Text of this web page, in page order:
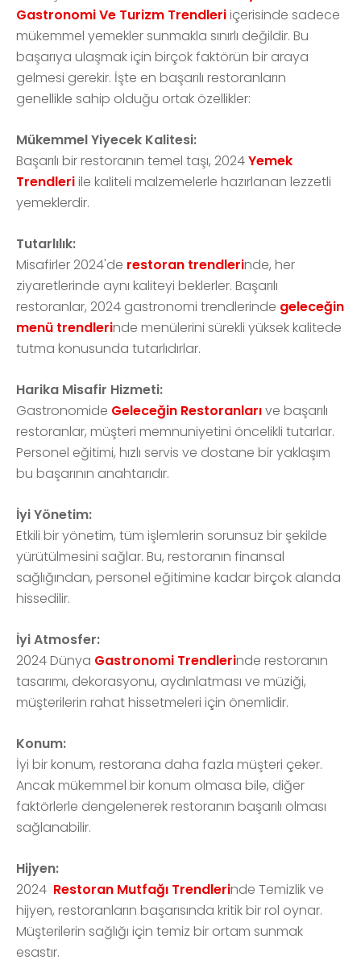
Gastronomi Ve Turizm Trendleriiçerisinde sadece
mükemmel yemekler sunmakla sınırlı değildir. Bu
başarıya ulaşmak için birçok faktörün bir araya
gelmesi gerekir. İşte en başarılı restoranların
genellikle sahip olduğu ortak özellikler:
Mükemmel Yiyecek Kalitesi:
Başarılı bir restoranın temel taşı, 2024Yemek
Trendleriile kaliteli malzemelerle hazırlanan lezzetli
yemeklerdir.
Tutarlılık:
Misafirler 2024'de restoran trendlerinde, her
ziyaretlerinde aynı kaliteyi beklerler. Başarılı
restoranlar, 2024 gastronomi trendlerinde geleceğin
menü trendlerinde menülerini sürekli yüksek kalitede
tutma konusunda tutarlıdırlar.
Harika Misafir Hizmeti:
Gastronomide Geleceğin Restoranlarıve başarılı
restoranlar, müşteri memnuniyetini öncelikli tutarlar.
Personel eğitimi, hızlı servis ve dostane bir yaklaşım
bu başarının anahtarıdır.
İyi Yönetim:
Etkili bir yönetim, tüm işlemlerin sorunsuz bir şekilde
yürütülmesini sağlar. Bu, restoranın finansal
sağlığından, personel eğitimine kadar birçok alanda
hissedilir.
İyi Atmosfer:
2024 Dünya Gastronomi Trendlerinde restoranın
tasarımı, dekorasyonu, aydınlatması ve müziği,
müşterilerin rahat hissetmeleri için önemlidir.
Konum:
İyi bir konum, restorana daha fazla müşteri çeker.
Ancak mükemmel bir konum olmasa bile, diğer
faktörlerle dengelenerek restoranın başarılı olması
sağlanabilir.
Hijyen:
2024 Restoran Mutfağı Trendlerinde Temizlik ve
hijyen, restoranların başarısında kritik bir rol oynar.
Müşterilerin sağlığı için temiz bir ortam sunmak
esastır.